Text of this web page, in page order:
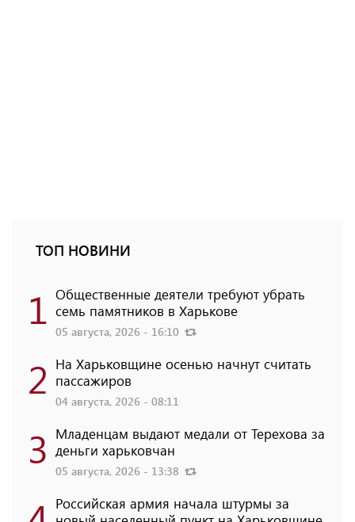
ТОП НОВИНИ
1 Общественные деятели требуют убрать
семь памятников в Харькове
05 августа, 2026 - 16:10
2 На Харьковщине осенью начнут считать
пассажиров
04 августа, 2026 - 08:11
3 Младенцам выдают медали от Терехова за
деньги харьковчан
05 августа, 2026 - 13:38
Российская армия начала штурмы за